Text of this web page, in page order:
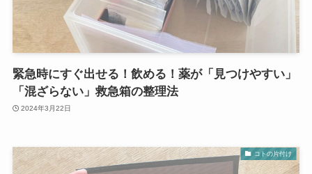
緊急時にすぐ出せる！飲める！薬が「見つけやすい」
「混ざらない」救急箱の整理法
2024年3月22日
コトの片付け